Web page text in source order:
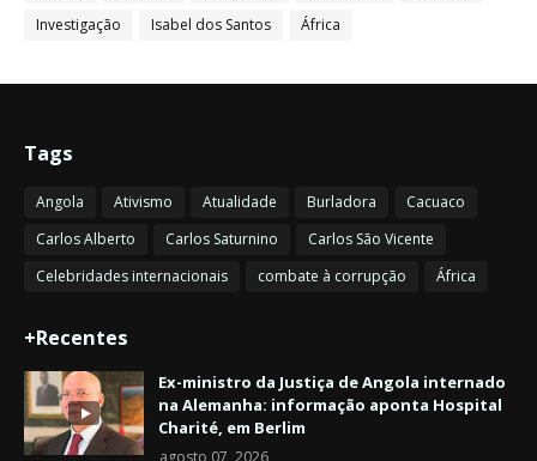
Investigação
Isabel dos Santos África
Tags
Angola Ativismo Atualidade Burladora
Cacuaco
Carlos Alberto
Carlos Saturnino
Carlos São Vicente
Celebridades internacionais
combate à corrupção África
+Recentes
Ex-ministro da Justiça de Angola internado
na Alemanha: informação aponta Hospital
Charité, em Berlim